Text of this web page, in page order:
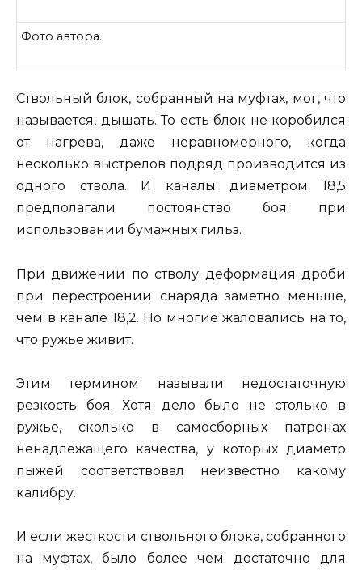
Фото автора.
Ствольный блок, собранный на муфтах, мог, что
называется, дышать. То есть блок не коробился
от нагрева, даже неравномерного, когда
несколько выстрелов подряд производится из
одного ствола. И каналы диаметром 18,5
предполагали постоянство боя при
использовании бумажных гильз.
При движении по стволу деформация дроби
при перестроении снаряда заметно меньше,
чем в канале 18,2. Но многие жаловались на то,
что ружье живит.
Этим термином называли недостаточную
резкость боя. Хотя дело было не столько в
ружье, сколько в самосборных патронах
ненадлежащего качества, у которых диаметр
пыжей соответствовал неизвестно какому
калибру.
И если жесткости ствольного блока, собранного
на муфтах, было более чем достаточно для